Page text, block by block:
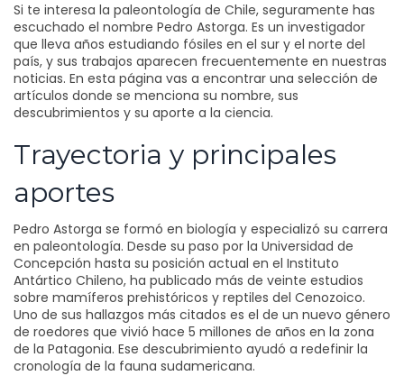
Si te interesa la paleontología de Chile, seguramente has
escuchado el nombre Pedro Astorga. Es un investigador
que lleva años estudiando fósiles en el sur y el norte del
país, y sus trabajos aparecen frecuentemente en nuestras
noticias. En esta página vas a encontrar una selección de
artículos donde se menciona su nombre, sus
descubrimientos y su aporte a la ciencia.
Trayectoria y principales
aportes
Pedro Astorga se formó en biología y especializó su carrera
en paleontología. Desde su paso por la Universidad de
Concepción hasta su posición actual en el Instituto
Antártico Chileno, ha publicado más de veinte estudios
sobre mamíferos prehistóricos y reptiles del Cenozoico.
Uno de sus hallazgos más citados es el de un nuevo género
de roedores que vivió hace 5 millones de años en la zona
de la Patagonia. Ese descubrimiento ayudó a redefinir la
cronología de la fauna sudamericana.